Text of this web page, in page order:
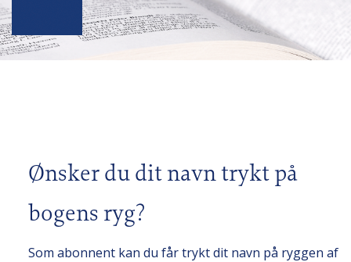
Ønsker du dit navn trykt på
bogens ryg?
Som abonnent kan du får trykt dit navn på ryggen af